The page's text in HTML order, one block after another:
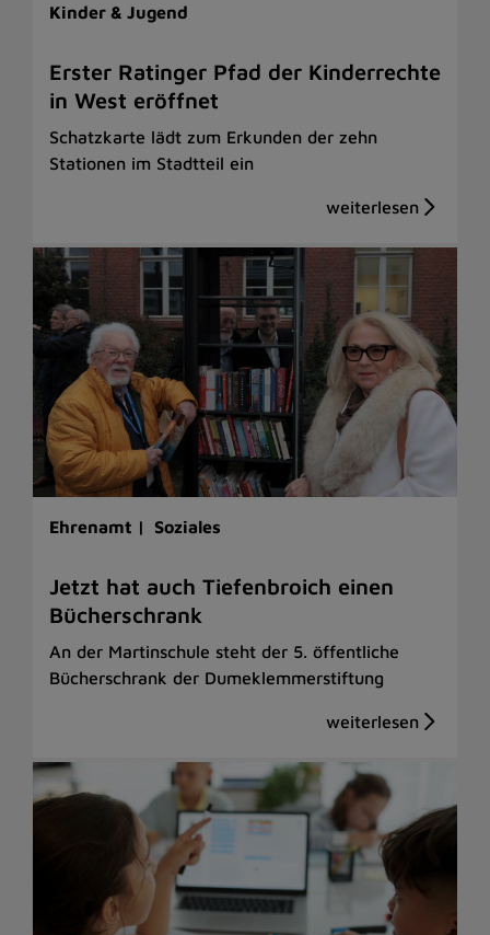
Kinder & Jugend
Erster Ratinger Pfad der Kinderrechte
in West eröffnet
Schatzkarte lädt zum Erkunden der zehn
Stationen im Stadtteil ein
Ehrenamt | Soziales
Jetzt hat auch Tiefenbroich einen
Bücherschrank
An der Martinschule steht der 5. öffentliche
Bücherschrank der Dumeklemmerstiftung